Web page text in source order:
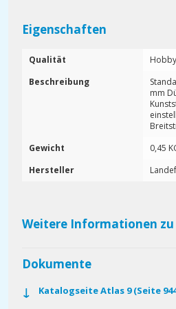
Eigenschaften
Qualität
Hobby
Beschreibung
mm
Gewicht
0,45
Hersteller
Weitere Informationen zu
Dokumente
Katalogseite Atlas 9 (Seite